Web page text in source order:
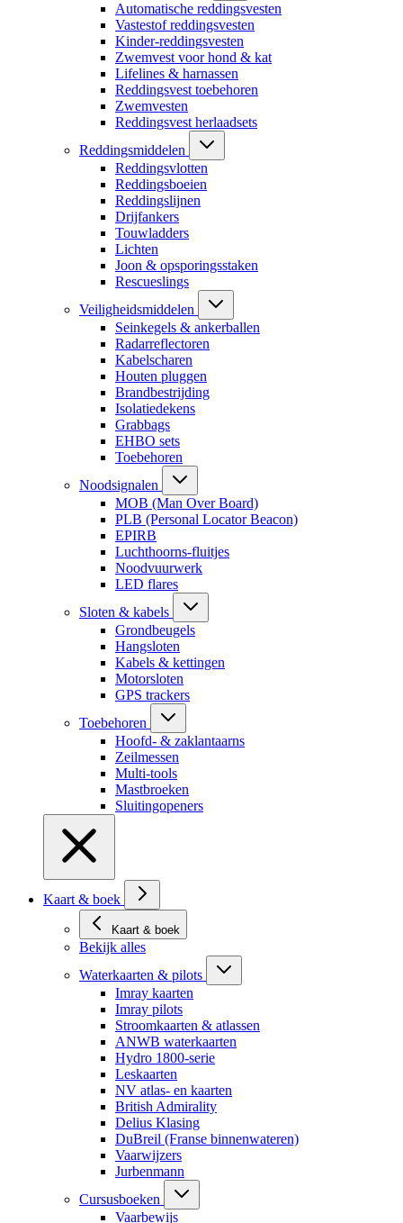
Automatische reddingsvesten
Vastestof reddingsvesten
Kinder-reddingsvesten
Zwemvest voor hond & kat
Lifelines & harnassen
Reddingsvest toebehoren
Zwemvesten
Reddingsvest herlaadsets
Reddingsmiddelen
Reddingsvlotten
Reddingsboeien
Reddingslijnen
Drijfankers
Touwladders
Lichten
Joon & opsporingsstaken
Rescueslings
Veiligheidsmiddelen
Seinkegels & ankerballen
Radarreflectoren
Kabelscharen
Houten pluggen
Brandbestrijding
Isolatiedekens
Grabbags
EHBO sets
Toebehoren
Noodsignalen
MOB (Man Over Board)
PLB (Personal Locator Beacon)
EPIRB
Luchthoorns-fluitjes
Noodvuurwerk
LED flares
Sloten & kabels
Grondbeugels
Hangsloten
Kabels & kettingen
Motorsloten
GPS trackers
Toebehoren
Hoofd- & zaklantaarns
Zeilmessen
Multi-tools
Mastbroeken
Sluitingopeners
Kaart & boek
Kaart & boek
Bekijk alles
Waterkaarten & pilots
Imray kaarten
Imray pilots
Stroomkaarten & atlassen
ANWB waterkaarten
Hydro 1800-serie
Leskaarten
NV atlas- en kaarten
British Admirality
Delius Klasing
DuBreil (Franse binnenwateren)
Vaarwijzers
Jurbenmann
Cursusboeken
Vaarbewijs